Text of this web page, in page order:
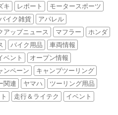
キ レポート
モータースポーツ
バイク雑貨
アパレル
アップニュース マフラー
ホンダ
バイク用品
車両情報
ベント
オープン情報
ンペーン
キャンプツーリング
関連 ヤマハ
ツーリング用品
走行＆ライテク
イベント